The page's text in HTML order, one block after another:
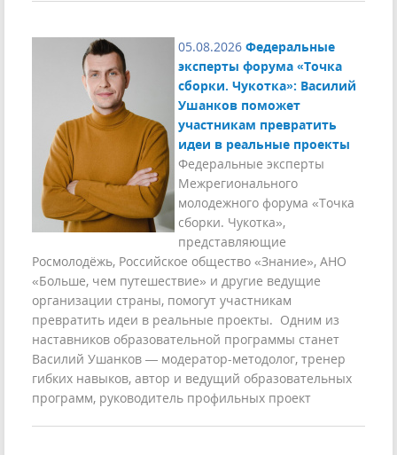
05.08.2026 Федеральные
эксперты форума «Точка
сборки. Чукотка»: Василий
Ушанков поможет
участникам превратить
идеи в реальные проекты
Федеральные эксперты
Межрегионального
молодежного форума «Точка
сборки. Чукотка»,
представляющие
Росмолодёжь, Российское общество «Знание», АНО
«Больше, чем путешествие» и другие ведущие
организации страны, помогут участникам
превратить идеи в реальные проекты. Одним из
наставников образовательной программы станет
Василий Ушанков — модератор-методолог, тренер
гибких навыков, автор и ведущий образовательных
программ, руководитель профильных проект